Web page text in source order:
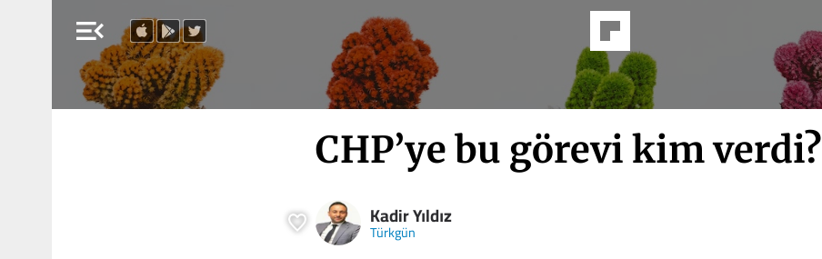
menu_open
CHP’ye bu görevi kim verdi?
Kadir Yıldız
Türkgün